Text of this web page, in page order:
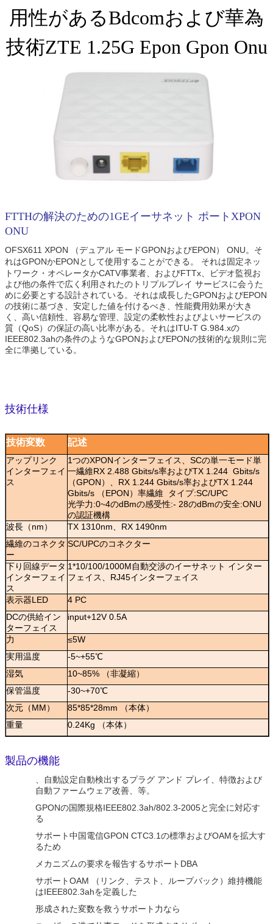
用性があるBdcomおよび華為
技術ZTE 1.25G Epon Gpon Onu
FTTHの解決のための1GEイーサネット ポートXPON
ONU
OFSX611 XPON （デュアル モードGPONおよびEPON） ONU。 そ
れはGPONかEPONとして使用することができる。 それは固定ネッ
トワーク・オペレータかCATV事業者、およびFTTx、ビデオ監視お
よび他の条件で広く利用されたのトリプルプレイ サービスに会うた
めに必要とする設計されている。それは成長したGPONおよびEPON
の技術に基づき、安定した値を付けるべき、性能費用効果が大き
く、高い信頼性、容易な管理、設定の柔軟性およびよいサービスの
質（QoS）の保証の高い比率がある。それはITU-T G.984.xの
IEEE802.3ahの条件のようなGPONおよびEPONの技術的な規則に完
全に準拠している。
技術仕様
技術変数 記述
アップリンク
インターフェイ
ス
1つのXPONインターフェイス、SCの単一モード単
一繊維RX 2.488 Gbits/s率およびTX 1.244 Gbits/s
（GPON）、RX 1.244 Gbits/s率およびTX 1.244
Gbits/s （EPON）率繊維 タイプ:SC/UPC
光学力:0~4のdBmの感受性:- 28のdBmの安全:ONU
の認証機構
波長（nm）
TX 1310nm、RX 1490nm
繊維のコネクタ
ー
SC/UPCのコネクター
下り回線データ
インターフェイ
ス
1*10/100/1000M自動交渉のイーサネット インター
フェイス、RJ45インターフェイス
表示器LED
4 PC
DCの供給イン
ターフェイス
input+12V 0.5A
力
≤5W
実用温度
-5~+55℃
湿気
10~85% （非凝縮）
保管温度
-30~+70℃
次元（MM）
85*85*28mm （本体）
重量
0.24Kg （本体）
製品の機能
、自動設定自動検出するプラグ アンド プレイ、特徴および
自動ファームウェア改善、等。
GPONの国際規格IEEE802.3ah/802.3-2005と完全に対応す
る
サポート中国電信GPON CTC3.1の標準およびOAMを拡大す
るため
メカニズムの要求を報告するサポートDBA
サポートOAM （リンク、テスト、ループバック）維持機能
はIEEE802.3ahを定義した
形成された変数を救うサポート力なら